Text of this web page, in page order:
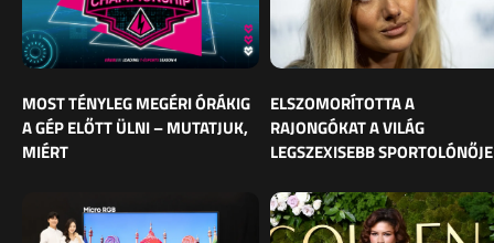
MOST TÉNYLEG MEGÉRI ÓRÁKIG
A GÉP ELŐTT ÜLNI – MUTATJUK,
MIÉRT
ELSZOMORÍTOTTA A
RAJONGÓKAT A VILÁG
LEGSZEXISEBB SPORTOLÓNŐJE